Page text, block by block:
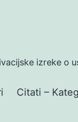
izreke o
Citati –